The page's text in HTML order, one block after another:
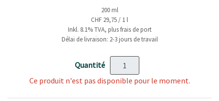
200 ml
CHF 29,75 / 1 l
Inkl. 8.1% TVA, plus frais de port
Délai de livraison: 2-3 jours de travail
Quantité
Ce produit n'est pas disponible pour le moment.